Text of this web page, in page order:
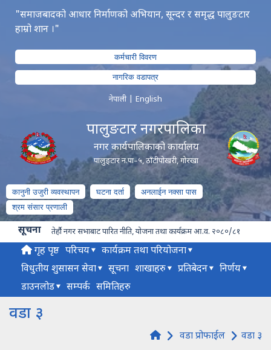
"समाजबादको आधार निर्माणको अभियान, सून्दर र समृद्ध पालुङटार
हाम्रो शान ।"
कर्मचारी विवरण
नागरिक वडापत्र
नेपाली English
पालुङटार नगरपालिका
नगर कार्यपालिकाको कार्यालय
पालुङ्टार न.पा–५, ठाँटीपोखरी, गोरखा
कानुनी उजुरी व्यवस्थापन घटना दर्ता
अनलाईन नक्सा पास
श्रम संसार प्रणाली
सूचना तेर्हौ नगर सभाबाट पारित नीति, योजना तथा कार्यक्रम आ.व. २०८०/८१
गृह पृष्ठ परिचय
कार्यक्रम तथा परियोजना
विधुतीय शुसासन सेवा
सूचना शाखाहरु प्रतिबेदन
निर्णय
डाउनलोड
सम्पर्क समितिहरु
वडा ३
वडा प्रोफाईल वडा ३